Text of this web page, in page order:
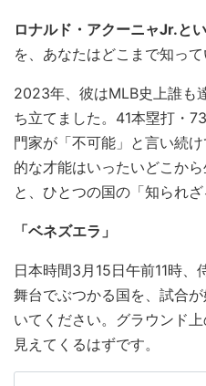
ロナルド・アクーニャJr.と
を、あなたはどこまで知って
2023年、彼はMLB史上誰も
ち立てました。41本塁打・
門家が「不可能」と言い続
的な才能はいったいどこか
と、ひとつの国の「知られ
「ベネズエラ」
日本時間3月15日午前11時
舞台でぶつかる国を、試合
いてください。グラウンド
見えてくるはずです。